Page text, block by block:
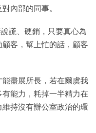
內部的同事。
謊、硬銷，只要真心為
客，幫上忙的話，顧客
能盡展所長，若在爾虞我
能力，耗掉一半精力在
持沒有辦公室政治的環